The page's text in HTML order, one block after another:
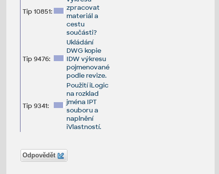
Tip 10851:
zpracovat
materiál a
cestu
součásti?
Tip 9476:
Ukládání
DWG kopie
IDW výkresu
pojmenované
podle revize.
Tip 9341:
Použití iLogic
na rozklad
jména IPT
souboru a
naplnění
iVlastností.
Odpovědět